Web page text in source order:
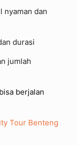
nyaman dan
durasi
jumlah
berjalan
Tour Benteng